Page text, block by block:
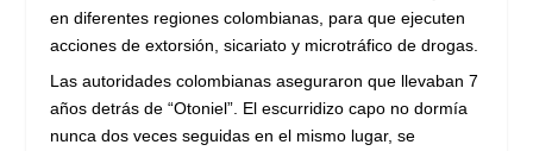
en diferentes regiones colombianas, para que ejecuten
acciones de extorsión, sicariato y microtráfico de drogas.
Las autoridades colombianas aseguraron que llevaban 7
años detrás de “Otoniel”. El escurridizo capo no dormía
nunca dos veces seguidas en el mismo lugar, se